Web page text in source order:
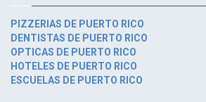
PIZZERIAS DE PUERTO RICO
DENTISTAS DE PUERTO RICO
OPTICAS DE PUERTO RICO
HOTELES DE PUERTO RICO
ESCUELAS DE PUERTO RICO